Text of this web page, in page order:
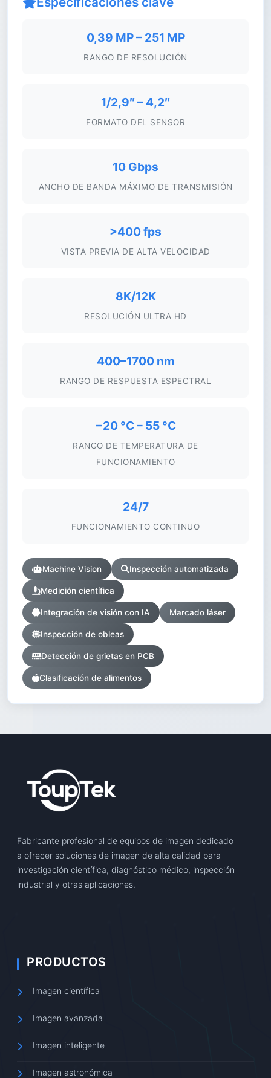
0,39 MP – 251 MP
RANGO DE RESOLUCIÓN
1/2,9″ – 4,2″
FORMATO DEL SENSOR
10 Gbps
ANCHO DE BANDA MÁXIMO DE TRANSMISIÓN
>400 fps
VISTA PREVIA DE ALTA VELOCIDAD
8K/12K
RESOLUCIÓN ULTRA HD
400–1700 nm
RANGO DE RESPUESTA ESPECTRAL
−20 °C – 55 °C
RANGO DE TEMPERATURA DE
FUNCIONAMIENTO
24/7
FUNCIONAMIENTO CONTINUO
Machine Vision Inspección automatizada
Medición científica
Integración de visión con IA Marcado láser
Inspección de obleas
Detección de grietas en PCB
Clasificación de alimentos
Fabricante profesional de equipos de imagen dedicado
a ofrecer soluciones de imagen de alta calidad para
investigación científica, diagnóstico médico, inspección
industrial y otras aplicaciones.
PRODUCTOS
Imagen científica
Imagen avanzada
Imagen inteligente
Imagen astronómica